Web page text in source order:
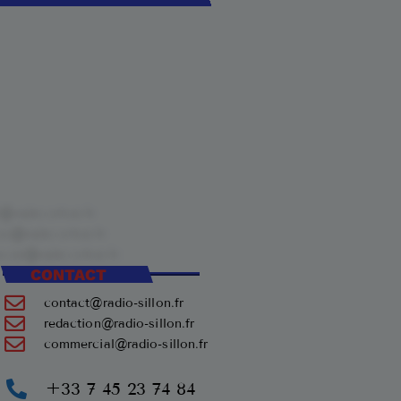
CONTACT
+33 7 45 23 74 84
contact@radio-sillon.fr
redaction@radio-sillon.fr
commercial@radio-sillon.fr